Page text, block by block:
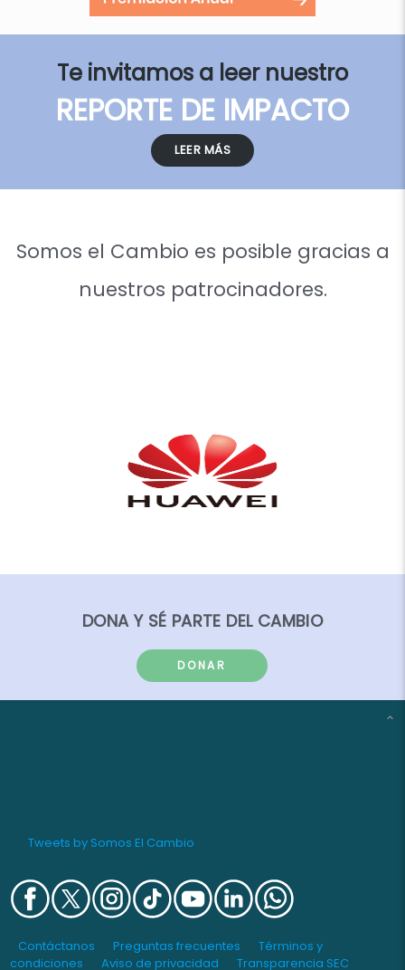
Te invitamos a leer nuestro
REPORTE DE IMPACTO
LEER MÁS
Somos el Cambio es posible gracias a
nuestros patrocinadores.
DONA Y SÉ PARTE DEL CAMBIO
DONAR
Tweets by Somos El Cambio
Contáctanos Preguntas frecuentes
Términos y
condiciones
Aviso de privacidad Transparencia SEC